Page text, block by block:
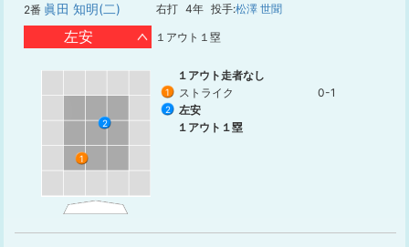
2番 眞田 知明(二) 右打 4年 投手:松澤 世聞
左安 １アウト１塁
1
2
１アウト走者なし
1 ストライク 0-1
2
左安
１アウト１塁